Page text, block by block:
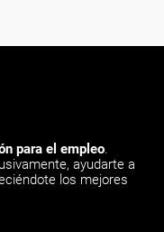
para el empleo.
ayudarte a
los mejores